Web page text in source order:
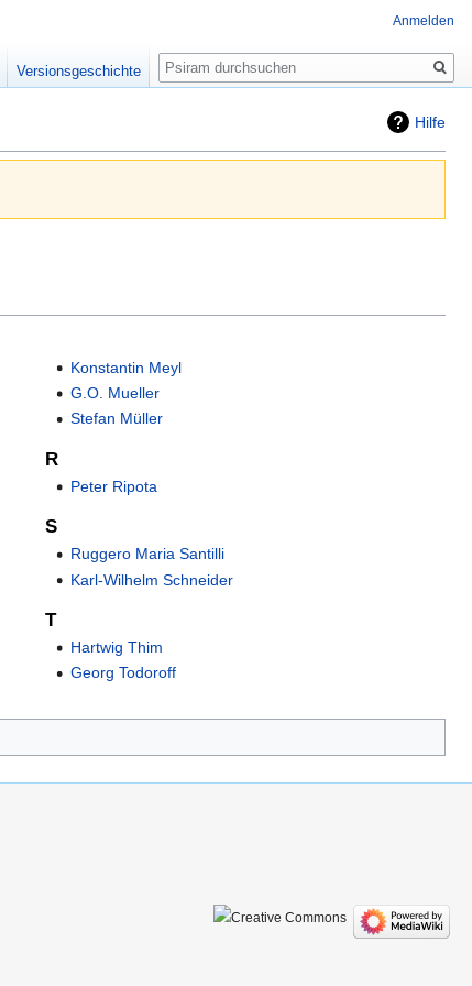
Hilfe
Konstantin Meyl
G.O. Mueller
Stefan Müller
R
Peter Ripota
S
Ruggero Maria Santilli
Karl-Wilhelm Schneider
T
Hartwig Thim
Georg Todoroff
Anmelden
Versionsgeschichte
Suche